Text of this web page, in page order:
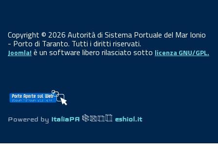
Copyright © 2026 Autorità di Sistema Portuale del Mar Ionio
- Porto di Taranto. Tutti i diritti riservati.
Joomla! è un software libero rilasciato sotto licenza GNU/GPL.
Powered by ItaliaPA eshiol.it